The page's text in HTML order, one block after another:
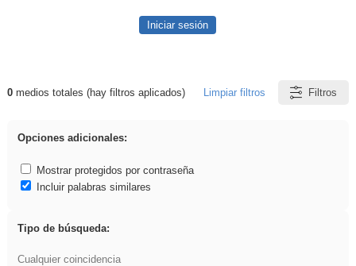
Iniciar sesión
Resultados de: vidriera
0medios totales (hay filtros aplicados) Limpiar filtros Filtros
Opciones adicionales:
Mostrar protegidos por contraseña
Incluir palabras similares
Tipo de búsqueda:
Cualquier coincidencia